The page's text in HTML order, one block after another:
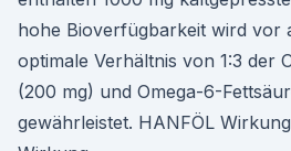
hohe Bioverfügbarkeit wird vor
optimale Verhältnis von 1:3 der
(200 mg) und Omega-6-
gewährleistet. HANFÖL